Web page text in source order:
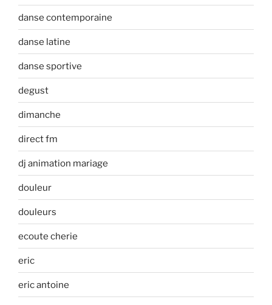
danse contemporaine
danse latine
danse sportive
degust
dimanche
direct fm
dj animation mariage
douleur
douleurs
ecoute cherie
eric
eric antoine